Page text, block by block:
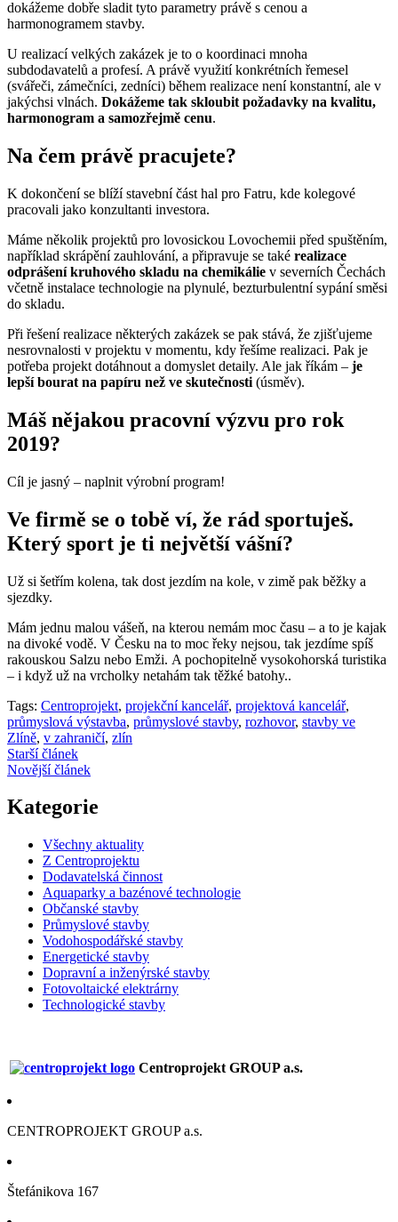
dokážeme dobře sladit tyto parametry právě s cenou a
harmonogramem stavby.
U realizací velkých zakázek je to o koordinaci mnoha
subdodavatelů a profesí. A právě využití konkrétních řemesel
(svářeči, zámečníci, zedníci) během realizace není konstantní, ale v
jakýchsi vlnách. Dokážeme tak skloubit požadavky na kvalitu,
harmonogram a samozřejmě cenu.
Na čem právě pracujete?
K dokončení se blíží stavební část hal pro Fatru, kde kolegové
pracovali jako konzultanti investora.
Máme několik projektů pro lovosickou Lovochemii před spuštěním,
například skrápění zauhlování, a připravuje se také realizace
odprášení kruhového skladu na chemikálie v severních Čechách
včetně instalace technologie na plynulé, bezturbulentní sypání směsi
do skladu.
Při řešení realizace některých zakázek se pak stává, že zjišťujeme
nesrovnalosti v projektu v momentu, kdy řešíme realizaci. Pak je
potřeba projekt dotáhnout a domyslet detaily. Ale jak říkám – je
lepší bourat na papíru než ve skutečnosti (úsměv).
Máš nějakou pracovní výzvu pro rok
2019?
Cíl je jasný – naplnit výrobní program!
Ve firmě se o tobě ví, že rád sportuješ.
Který sport je ti největší vášní?
Už si šetřím kolena, tak dost jezdím na kole, v zimě pak běžky a
sjezdky.
Mám jednu malou vášeň, na kterou nemám moc času – a to je kajak
na divoké vodě. V Česku na to moc řeky nejsou, tak jezdíme spíš
rakouskou Salzu nebo Emži. A pochopitelně vysokohorská turistika
– i když už na vrcholky netahám tak těžké batohy..
Tags: Centroprojekt, projekční kancelář, projektová kancelář,
průmyslová výstavba, průmyslové stavby, rozhovor, stavby ve
Zlíně, v zahraničí, zlín
Starší článek
Novější článek
Kategorie
Všechny aktuality
Z Centroprojektu
Dodavatelská činnost
Aquaparky a bazénové technologie
Občanské stavby
Průmyslové stavby
Vodohospodářské stavby
Energetické stavby
Dopravní a inženýrské stavby
Fotovoltaické elektrárny
Technologické stavby
Centroprojekt GROUP a.s.
CENTROPROJEKT GROUP a.s.
Štefánikova 167